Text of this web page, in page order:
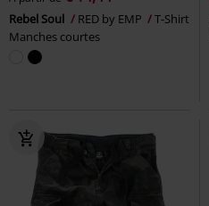
Rebel Soul RED by EMP
T-Shirt
Manches courtes